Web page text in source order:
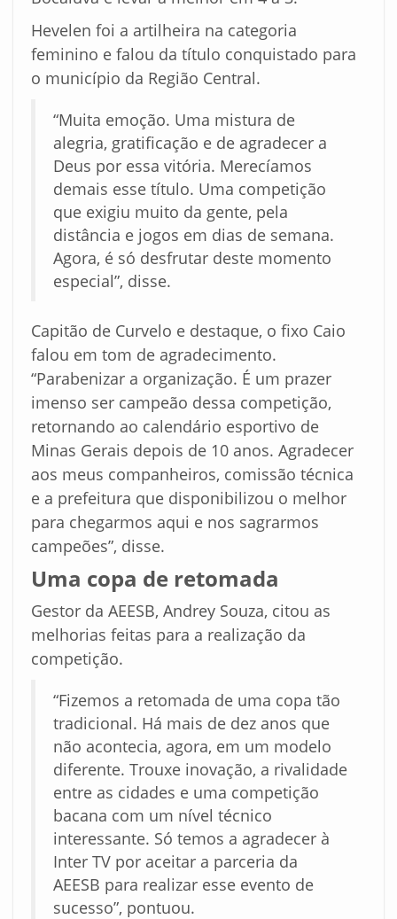
Hevelen foi a artilheira na categoria
feminino e falou da título conquistado para
o município da Região Central.
“Muita emoção. Uma mistura de
alegria, gratificação e de agradecer a
Deus por essa vitória. Merecíamos
demais esse título. Uma competição
que exigiu muito da gente, pela
distância e jogos em dias de semana.
Agora, é só desfrutar deste momento
especial”, disse.
Capitão de Curvelo e destaque, o fixo Caio
falou em tom de agradecimento.
“Parabenizar a organização. É um prazer
imenso ser campeão dessa competição,
retornando ao calendário esportivo de
Minas Gerais depois de 10 anos. Agradecer
aos meus companheiros, comissão técnica
e a prefeitura que disponibilizou o melhor
para chegarmos aqui e nos sagrarmos
campeões”, disse.
Uma copa de retomada
Gestor da AEESB, Andrey Souza, citou as
melhorias feitas para a realização da
competição.
“Fizemos a retomada de uma copa tão
tradicional. Há mais de dez anos que
não acontecia, agora, em um modelo
diferente. Trouxe inovação, a rivalidade
entre as cidades e uma competição
bacana com um nível técnico
interessante. Só temos a agradecer à
Inter TV por aceitar a parceria da
AEESB para realizar esse evento de
sucesso”, pontuou.